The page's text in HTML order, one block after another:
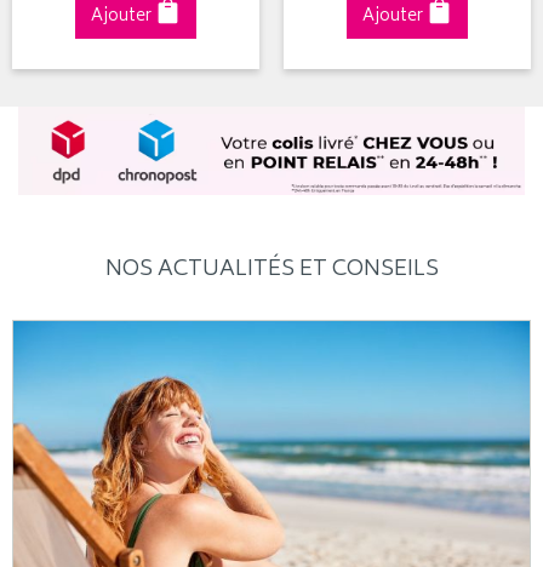
Ajouter Ajouter
NOS ACTUALITÉS ET CONSEILS